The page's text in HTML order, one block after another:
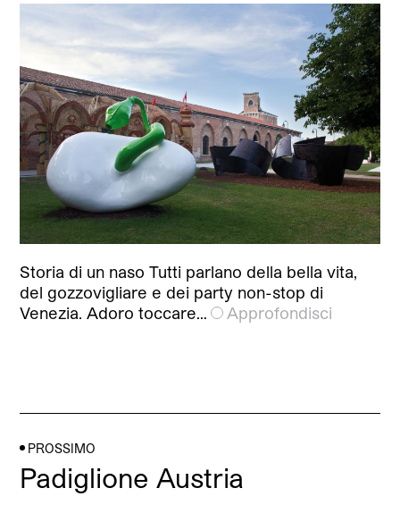
Storia di un naso Tutti parlano della bella vita,
del gozzovigliare e dei party non-stop di
Venezia. Adoro toccare…
Approfondisci
PROSSIMO
Padiglione Austria